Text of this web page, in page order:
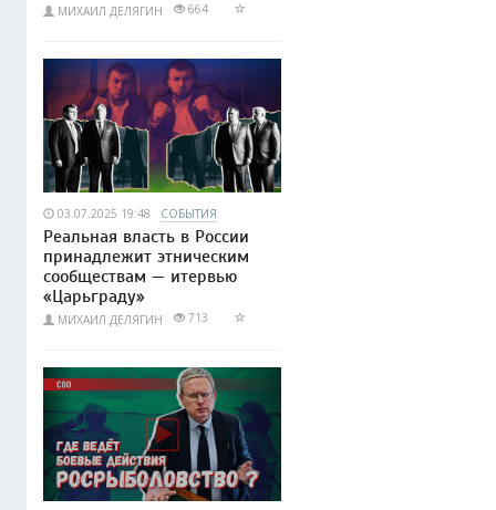
МИХАИЛ ДЕЛЯГИН 664
03.07.2025 19:48 СОБЫТИЯ
Реальная власть в России
принадлежит этническим
сообществам — итервью
«Царьграду»
МИХАИЛ ДЕЛЯГИН 713